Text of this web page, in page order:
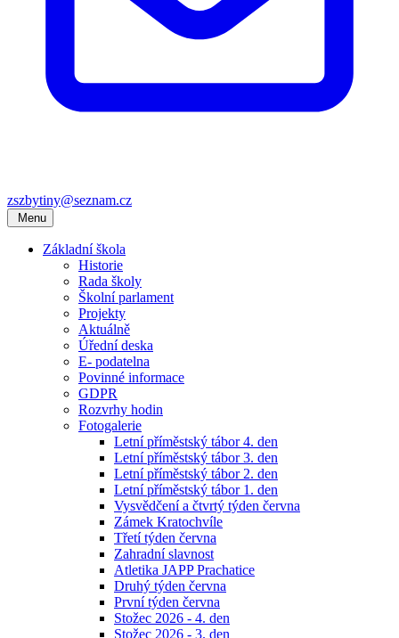
zszbytiny@seznam.cz
Menu
Základní škola
Historie
Rada školy
Školní parlament
Projekty
Aktuálně
Úřední deska
E- podatelna
Povinné informace
GDPR
Rozvrhy hodin
Fotogalerie
Letní příměstský tábor 4. den
Letní příměstský tábor 3. den
Letní příměstský tábor 2. den
Letní příměstský tábor 1. den
Vysvědčení a čtvrtý týden června
Zámek Kratochvíle
Třetí týden června
Zahradní slavnost
Atletika JAPP Prachatice
Druhý týden června
První týden června
Stožec 2026 - 4. den
Stožec 2026 - 3. den